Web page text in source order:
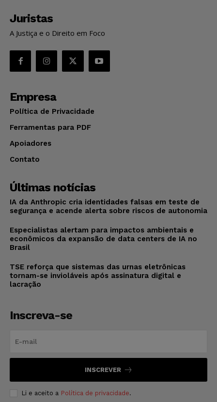
Juristas
A Justiça e o Direito em Foco
Empresa
Política de Privacidade
Ferramentas para PDF
Apoiadores
Contato
Últimas notícias
IA da Anthropic cria identidades falsas em teste de
segurança e acende alerta sobre riscos de autonomia
Especialistas alertam para impactos ambientais e
econômicos da expansão de data centers de IA no
Brasil
TSE reforça que sistemas das urnas eletrônicas
tornam-se invioláveis após assinatura digital e
lacração
Inscreva-se
INSCREVER
Li e aceito a Política de privacidade.